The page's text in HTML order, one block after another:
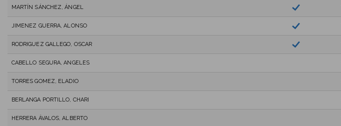
MARTÍN SÁNCHEZ, ÁNGEL
JIMENEZ GUERRA, ALONSO
RODRIGUEZ GALLEGO, OSCAR
CABELLO SEGURA, ANGELES
TORRES GOMEZ, ELADIO
BERLANGA PORTILLO, CHARI
HERRERA ÁVALOS, ALBERTO